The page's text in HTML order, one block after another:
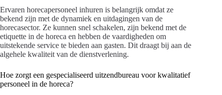
Ervaren horecapersoneel inhuren is belangrijk omdat ze
bekend zijn met de dynamiek en uitdagingen van de
horecasector. Ze kunnen snel schakelen, zijn bekend met de
etiquette in de horeca en hebben de vaardigheden om
uitstekende service te bieden aan gasten. Dit draagt bij aan de
algehele kwaliteit van de dienstverlening.
Hoe zorgt een gespecialiseerd uitzendbureau voor kwalitatief
personeel in de horeca?